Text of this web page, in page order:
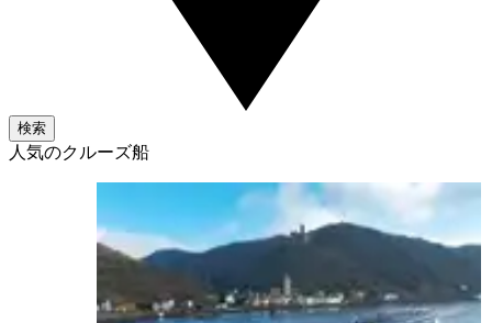
検索
人気のクルーズ船